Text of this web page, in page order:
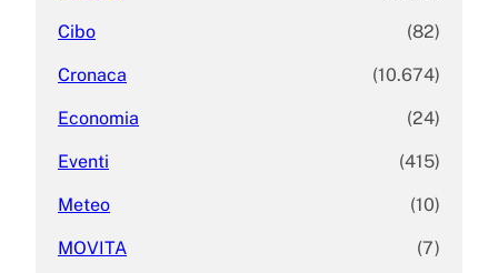
Cibo (82)
Cronaca (10.674)
Economia (24)
Eventi (415)
Meteo (10)
MOVITA (7)